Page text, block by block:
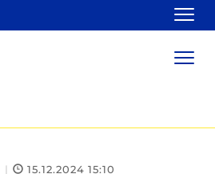
| 15.12.2024 15:10